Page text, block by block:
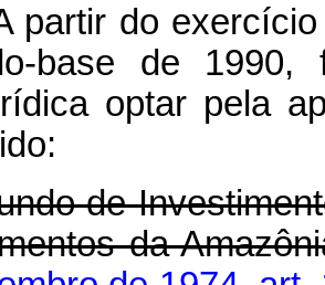
partir do
base de 1990,
optar pela
de
da